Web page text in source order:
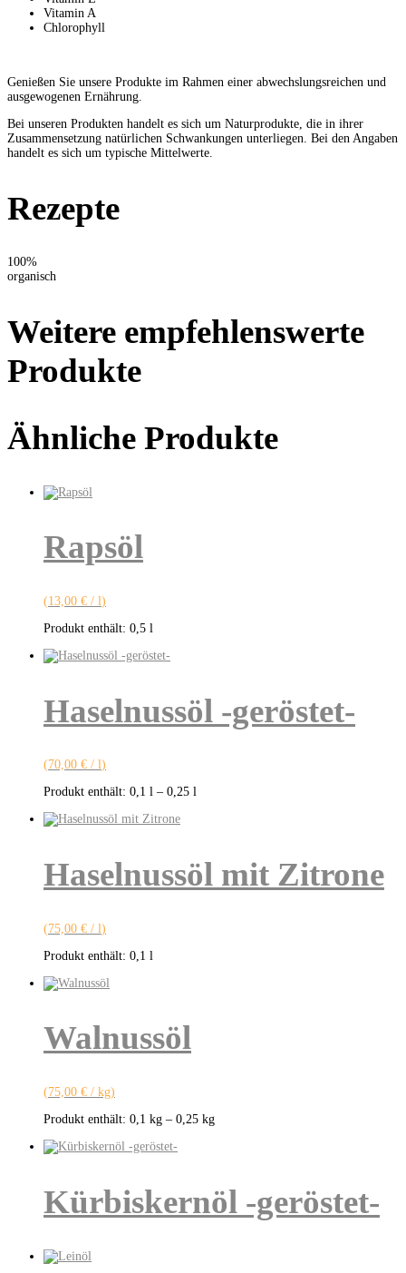
Vitamin A
Chlorophyll
Genießen Sie unsere Produkte im Rahmen einer abwechslungsreichen und
ausgewogenen Ernährung.
Bei unseren Produkten handelt es sich um Naturprodukte, die in ihrer
Zusammensetzung natürlichen Schwankungen unterliegen. Bei den Angaben
handelt es sich um typische Mittelwerte.
Rezepte
100%
organisch
Weitere empfehlenswerte
Produkte
Ähnliche Produkte
Rapsöl
(13,00 € / l)
Produkt enthält: 0,5 l
Haselnussöl -geröstet-
(70,00 € / l)
Produkt enthält: 0,1 l – 0,25 l
Haselnussöl mit Zitrone
(75,00 € / l)
Produkt enthält: 0,1 l
Walnussöl
(75,00 € / kg)
Produkt enthält: 0,1 kg – 0,25 kg
Kürbiskernöl -geröstet-